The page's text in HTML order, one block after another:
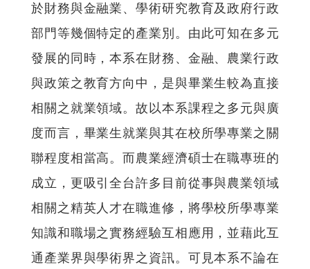
於財務與金融業、學術研究教育及政府行政
部門等幾個特定的產業別。由此可知在多元
發展的同時，本系在財務、金融、農業行政
與政策之教育方向中，是與畢業生較為直接
相關之就業領域。故以本系課程之多元與廣
度而言，畢業生就業與其在校所學專業之關
聯程度相當高。而農業經濟碩士在職專班的
成立，更吸引全台許多目前從事與農業領域
相關之精英人才在職進修，將學校所學專業
知識和職場之實務經驗互相應用，並藉此互
通產業界與學術界之資訊。可見本系不論在